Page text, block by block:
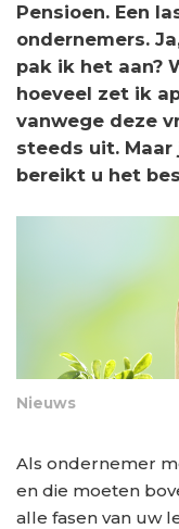
Pensioen. Een
ondernemers.
pak ik het aan?
hoeveel zet ik
vanwege deze
steeds uit.
bereikt u het
Nieuws
Als ondernemer
en die moeten
alle fasen van uw